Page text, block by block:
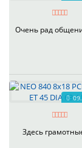
Очень рад
Здесь